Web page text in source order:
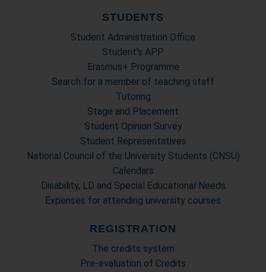
STUDENTS
Student Administration Office
Student's APP
Erasmus+ Programme
Search for a member of teaching staff
Tutoring
Stage and Placement
Student Opinion Survey
Student Representatives
National Council of the University Students (CNSU)
Calendars
Disability, LD and Special Educational Needs
Expenses for attending university courses
REGISTRATION
The credits system
Pre-evaluation of Credits